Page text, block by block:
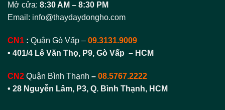
Mở cửa: 8:30 AM – 8:30 PM
Email: info@thaydaydongho.com
CN1 : Quận Gò Vấp – 09.3131.9009
• 401/4 Lê Văn Thọ, P9, Gò Vấp – HCM
CN2 Quận Bình Thạnh – 08.5767.2222
• 28 Nguyễn Lâm, P3, Q. Bình Thạnh, HCM